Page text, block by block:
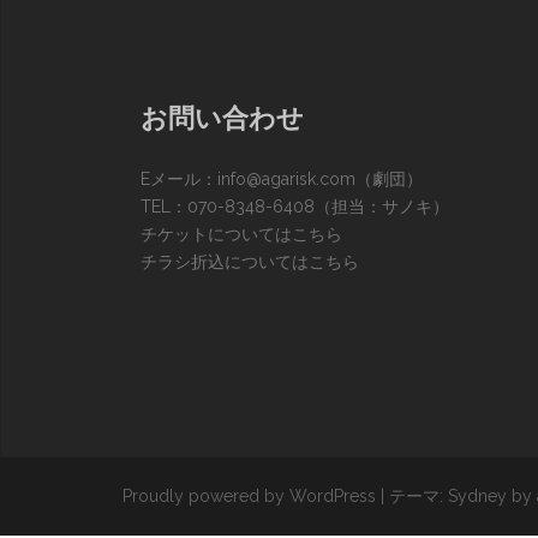
お問い合わせ
Eメール： info@agarisk.com （劇団）
TEL：070-8348-6408（担当：サノキ）
チケットについてはこちら
チラシ折込についてはこちら
Proudly powered by WordPress テーマ: Sydney by